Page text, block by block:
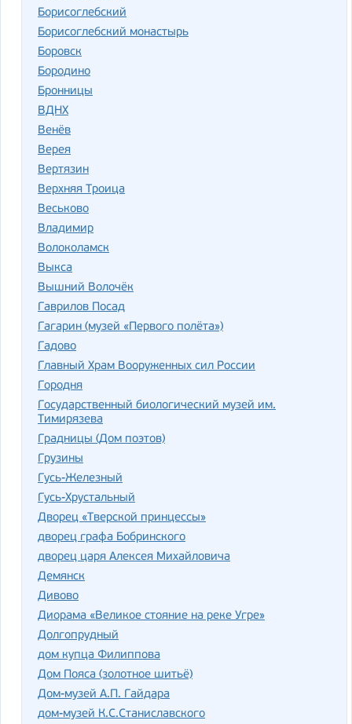
Борисоглебский
Борисоглебский монастырь
Боровск
Бородино
Бронницы
ВДНХ
Венёв
Верея
Вертязин
Верхняя Троица
Веськово
Владимир
Волоколамск
Выкса
Вышний Волочёк
Гаврилов Посад
Гагарин (музей «Первого полёта»)
Гадово
Главный Храм Вооруженных сил России
Городня
Государственный биологический музей им.
Тимирязева
Градницы (Дом поэтов)
Грузины
Гусь-Железный
Гусь-Хрустальный
Дворец «Тверской принцессы»
дворец графа Бобринского
дворец царя Алексея Михайловича
Демянск
Дивово
Диорама «Великое стояние на реке Угре»
Долгопрудный
дом купца Филиппова
Дом Пояса (золотное шитьё)
Дом-музей А.П. Гайдара
дом-музей К.С.Станиславского